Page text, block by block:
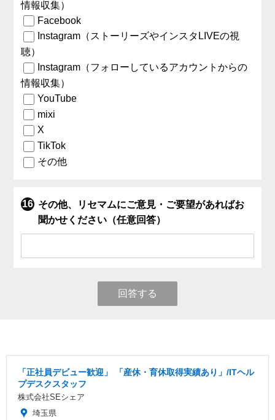
情報収集）
Facebook
Instagram（ストーリーズやインスタLIVEの視
聴）
Instagram（フォローしているアカウントからの
情報収集）
YouTube
mixi
X
TikTok
その他
その他、リセマムにご意見・ご要望があればお
聞かせください（任意回答）
回答する
「正社員デビュー歓迎」 「産休・育休取得実績あり」/ITヘル
プデスクスタッフ
株式会社SEシェア
埼玉県